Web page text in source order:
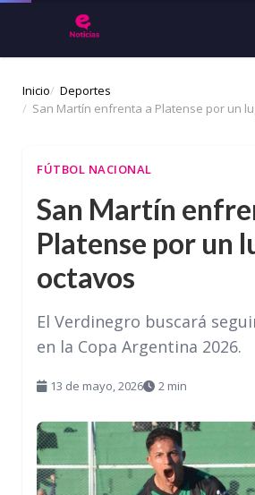
Inicio
Deportes
San Martín enfrenta a Platense por un
FÚTBOL NACIONAL
San Martín
Platense por un
octavos
El Verdinegro buscará
en la Copa Argentina 2026.
13 de mayo, 2026 2 min